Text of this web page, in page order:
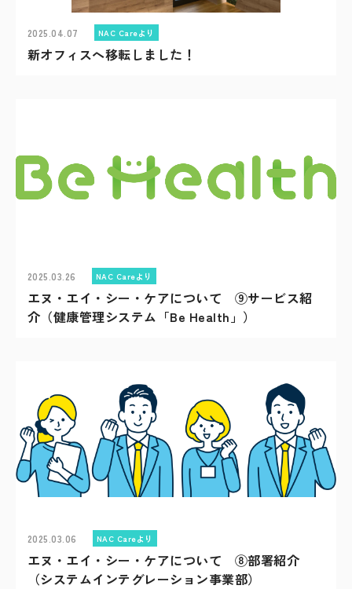
2025.04.07 NAC Careより
新オフィスへ移転しました！
2025.03.26 NAC Careより
エヌ・エイ・シー・ケアについて ⑨サービス紹
介（健康管理システム「Be Health」）
2025.03.06 NAC Careより
エヌ・エイ・シー・ケアについて ⑧部署紹介
（システムインテグレーション事業部）